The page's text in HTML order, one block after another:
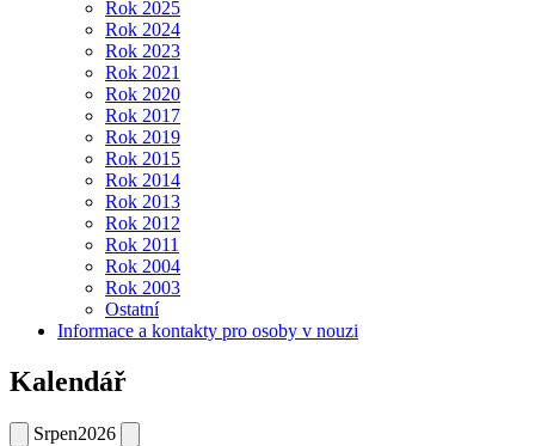
Rok 2025
Rok 2024
Rok 2023
Rok 2021
Rok 2020
Rok 2017
Rok 2019
Rok 2015
Rok 2014
Rok 2013
Rok 2012
Rok 2011
Rok 2004
Rok 2003
Ostatní
Informace a kontakty pro osoby v nouzi
Kalendář
Srpen2026